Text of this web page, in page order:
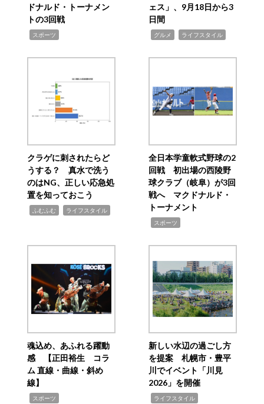
ドナルド・トーナメン
トの3回戦
スポーツ
ェス」、9月18日から3
日間
グルメ ライフスタイル
クラゲに刺されたらど
うする？ 真水で洗う
のはNG、正しい応急処
置を知っておこう
ふむふむ ライフスタイル
全日本学童軟式野球の2
回戦 初出場の西陵野
球クラブ（岐阜）が3回
戦へ マクドナルド・
トーナメント
スポーツ
魂込め、あふれる躍動
感 【正田裕生 コラ
ム 直線・曲線・斜め
線】
スポーツ
新しい水辺の過ごし方
を提案 札幌市・豊平
川でイベント「川見
2026」を開催
ライフスタイル